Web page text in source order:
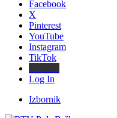
Facebook
X
Pinterest
YouTube
Instagram
TikTok
Log In
Izbornik